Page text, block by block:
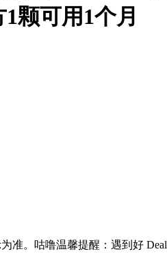
颗可用1个月
准。咕噜温馨提醒：遇到好